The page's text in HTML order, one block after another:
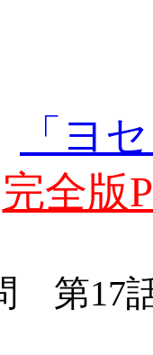
「ヨ
完全版
第17